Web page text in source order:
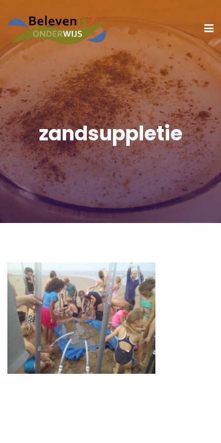
zandsuppletie